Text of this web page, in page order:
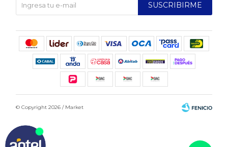
SUSCRIBIRME
© Copyright 2026 / Market